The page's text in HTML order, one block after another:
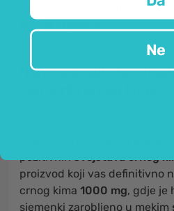
svojim mnogobrojnim
ljudski organizam.
Najviša kvaliteta -
pozitivnihsvojstava crnog
proizvod koji vas definitivno
crnog kima 1000 mg, gdje je
sjemenki zarobljeno u mekim
Ne